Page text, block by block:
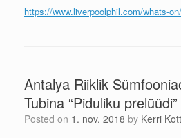
https://www.liverpoolphil.com/whats-
Antalya Riiklik
Tubina “Piduliku prelüüdi”
Posted on 1. nov. 2018 by Kerri